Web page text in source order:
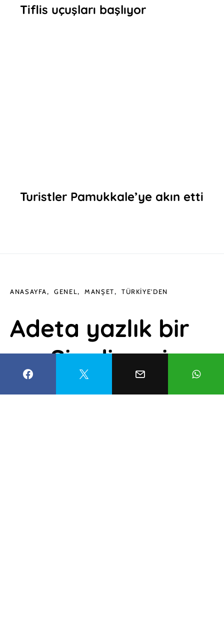
Tiflis uçuşları başlıyor
Turistler Pamukkale’ye akın etti
ANASAYFA GENEL MANŞET TÜRKIYE'DEN
Adeta yazlık bir
ev: Şimdi yeni
trend bu!